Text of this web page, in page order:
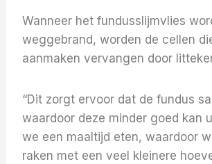
Wanneer het fundusslijmvlies
weggebrand, worden de cellen
aanmaken vervangen door
“Dit zorgt ervoor dat de fundus
waardoor deze minder goed kan
we een maaltijd eten, waardoor
raken met een veel kleinere